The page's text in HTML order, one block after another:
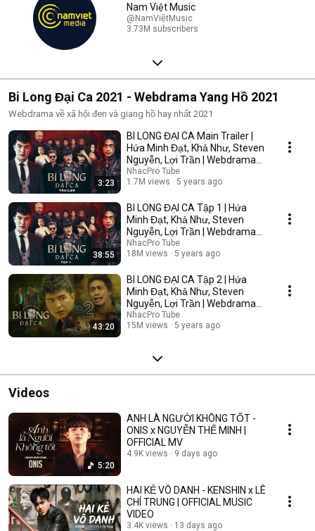
Nam Việt Music
@NamViệtMusic
3.73M subscribers
Bi Long Đại Ca 2021 - Webdrama Yang Hồ 2021
Webdrama về xã hội đen và giang hồ hay nhất 2021
3:23
BI LONG ĐẠI CA Main Trailer |
Hứa Minh Đạt, Khả Như, Steven
Nguyễn, Lợi Trần | Webdrama
Yang Hồ 2021
NhacPro Tube
1.7M views
5 years ago
38:55
BI LONG ĐẠI CA Tập 1 | Hứa
Minh Đạt, Khả Như, Steven
Nguyễn, Lợi Trần | Webdrama
Yang Hồ 2021
NhacPro Tube
18M views
5 years ago
43:20
BI LONG ĐẠI CA Tập 2 | Hứa
Minh Đạt, Khả Như, Steven
Nguyễn, Lợi Trần | Webdrama
Yang Hồ 2021
NhacPro Tube
15M views
5 years ago
Videos
5:20
ANH LÀ NGƯỜI KHÔNG TỐT -
ONIS x NGUYỄN THẾ MINH |
OFFICIAL MV
4.9K views 9 days ago
HAI KẺ VÔ DANH - KENSHIN x LÊ
CHÍ TRUNG | OFFICIAL MUSIC
VIDEO
3.4K views 13 days ago